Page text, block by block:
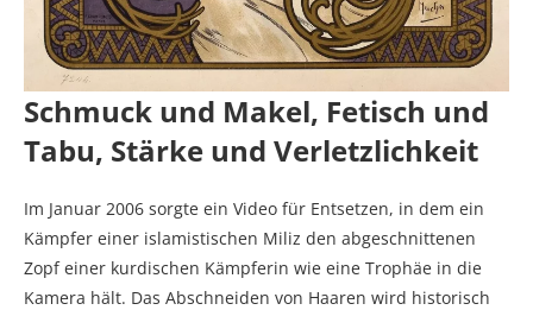
Schmuck und Makel, Fetisch und
Tabu, Stärke und Verletzlichkeit
Im Januar 2006 sorgte ein Video für Entsetzen, in dem ein
Kämpfer einer islamistischen Miliz den abgeschnittenen
Zopf einer kurdischen Kämpferin wie eine Trophäe in die
Kamera hält. Das Abschneiden von Haaren wird historisch